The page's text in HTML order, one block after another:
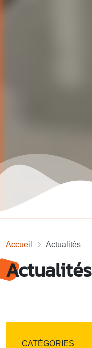
Accueil Actualités
Actualités
CATÉGORIES